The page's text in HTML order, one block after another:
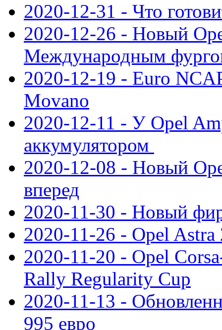
2020-12-31 - Что
2020-12-26 - Новый
Международным
2020-12-19 - Euro
Movano
2020-12-11 - У Opel
аккумулятором
2020-12-08 - Новый
вперед
2020-11-30 - Новый
2020-11-26 - Opel Astra
2020-11-20 - Opel
Rally Regularity Cup
2020-11-13 -
995 евро